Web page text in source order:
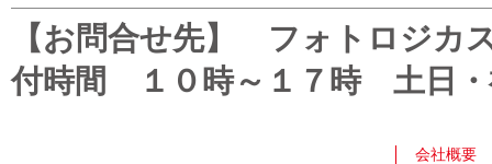
【お問合せ先】 フォトロジ
付時間 １０時～１７時 土日・
会社概要